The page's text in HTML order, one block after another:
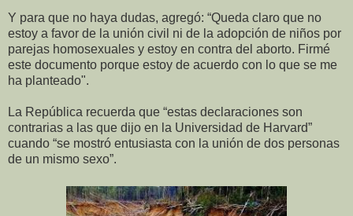
Y para que no haya dudas, agregó: “Queda claro que no
estoy a favor de la unión civil ni de la adopción de niños por
parejas homosexuales y estoy en contra del aborto. Firmé
este documento porque estoy de acuerdo con lo que se me
ha planteado".
La República recuerda que “estas declaraciones son
contrarias a las que dijo en la Universidad de Harvard”
cuando “se mostró entusiasta con la unión de dos personas
de un mismo sexo”.